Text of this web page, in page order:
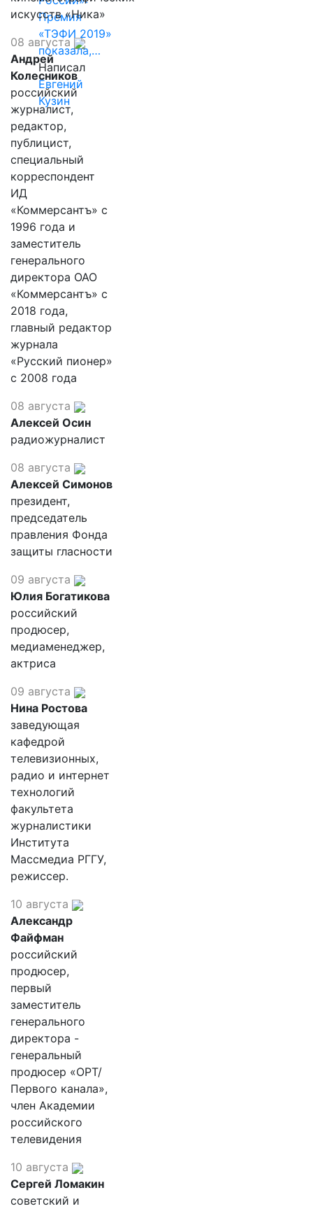
Премия
«ТЭФИ 2019»
показала,…
Написал
Евгений
Кузин
искусств «Ника»
08 августа
Андрей
Колесников
российский
журналист,
редактор,
публицист,
специальный
корреспондент
ИД
«Коммерсантъ» с
1996 года и
заместитель
генерального
директора ОАО
«Коммерсантъ» с
2018 года,
главный редактор
журнала
«Русский пионер»
с 2008 года
08 августа
Алексей Осин
радиожурналист
08 августа
Алексей Симонов
президент,
председатель
правления Фонда
защиты гласности
09 августа
Юлия Богатикова
российский
продюсер,
медиаменеджер,
актриса
09 августа
Нина Ростова
заведующая
кафедрой
телевизионных,
радио и интернет
технологий
факультета
журналистики
Института
Массмедиа РГГУ,
режиссер.
10 августа
Александр
Файфман
российский
продюсер,
первый
заместитель
генерального
директора -
генеральный
продюсер «ОРТ/
Первого канала»,
член Академии
российского
телевидения
10 августа
Сергей Ломакин
советский и